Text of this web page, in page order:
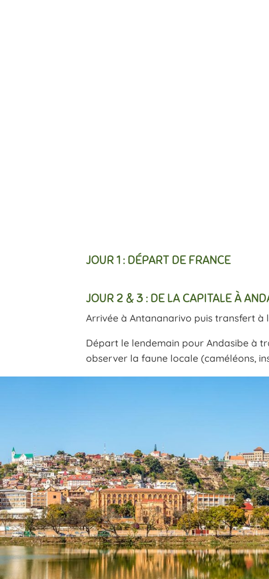
JOUR 1 : DÉPART DE FRANCE
JOUR 2 & 3 : DE LA CAPITALE À
Arrivée à Antananarivo puis transfert à
Départ le lendemain pour Andasibe à
observer la faune locale (caméléons,